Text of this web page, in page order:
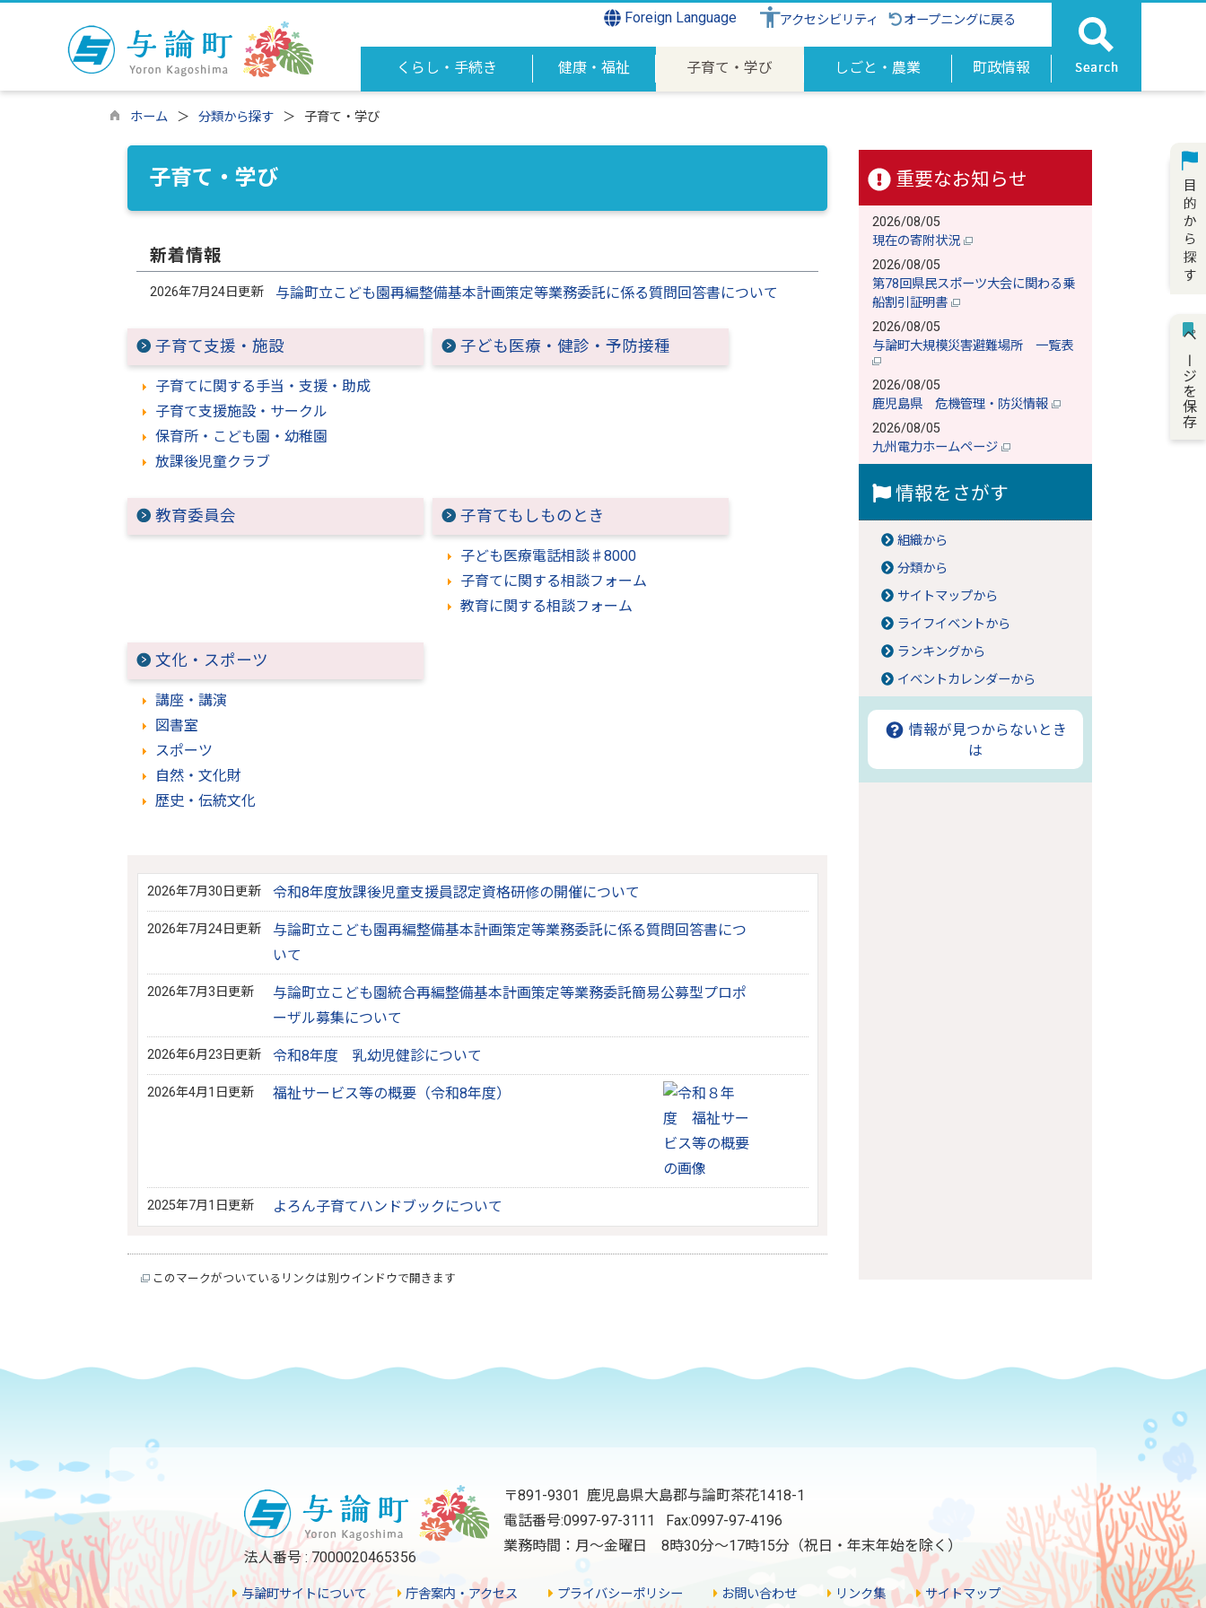
Foreign Language アクセシビリティ オープニングに戻る
くらし・手続き 健康・福祉 子育て・学び しごと・農業 町政情報
ホーム 分類から探す 子育て・学び
子育て・学び
新着情報
2026年7月24日更新 与論町立こども園再編整備基本計画策定等業務委託に係る質問回答書について
子育て支援・施設
子育てに関する手当・支援・助成
子育て支援施設・サークル
保育所・こども園・幼稚園
放課後児童クラブ
子ども医療・健診・予防接種
教育委員会 子育てもしものとき
子ども医療電話相談♯8000
子育てに関する相談フォーム
教育に関する相談フォーム
文化・スポーツ
講座・講演
図書室
スポーツ
自然・文化財
歴史・伝統文化
2026年7月30日更新 令和8年度放課後児童支援員認定資格研修の開催について
2026年7月24日更新
与論町立こども園再編整備基本計画策定等業務委託に係る質問回答書につ
いて
2026年7月3日更新
与論町立こども園統合再編整備基本計画策定等業務委託簡易公募型プロポ
ーザル募集について
2026年6月23日更新 令和8年度 乳幼児健診について
2026年4月1日更新 福祉サービス等の概要（令和8年度）
2025年7月1日更新 よろん子育てハンドブックについて
このマークがついているリンクは別ウインドウで開きます
重要なお知らせ
2026/08/05
現在の寄附状況
2026/08/05
第78回県民スポーツ大会に関わる乗
船割引証明書
2026/08/05
与論町大規模災害避難場所 一覧表
2026/08/05
鹿児島県 危機管理・防災情報
2026/08/05
九州電力ホームページ
情報をさがす
組織から
分類から
サイトマップから
ライフイベントから
ランキングから
イベントカレンダーから
情報が見つからないとき
は
法人番号 : 7000020465356
〒891-9301 鹿児島県大島郡与論町茶花1418-1
電話番号:0997-97-3111
Fax:0997-97-4196
業務時間：月～金曜日 8時30分～17時15分（祝日・年末年始を除く）
与論町サイトについて 庁舎案内・アクセス プライバシーポリシー お問い合わせ リンク集 サイトマップ
ページを保存